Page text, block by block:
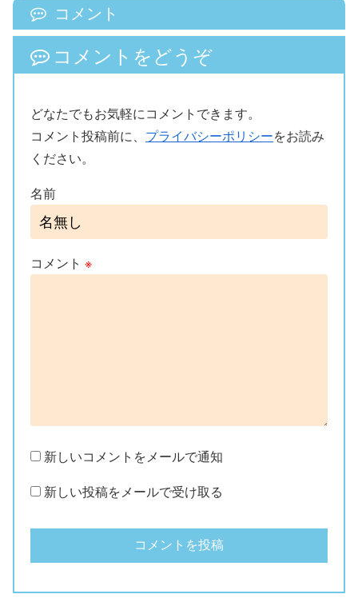
コメント
コメントをどうぞ
どなたでもお気軽にコメントできます。
コメント投稿前に、 プライバシーポリシーをお読み
ください。
名前
コメント ※
新しいコメントをメールで通知
新しい投稿をメールで受け取る